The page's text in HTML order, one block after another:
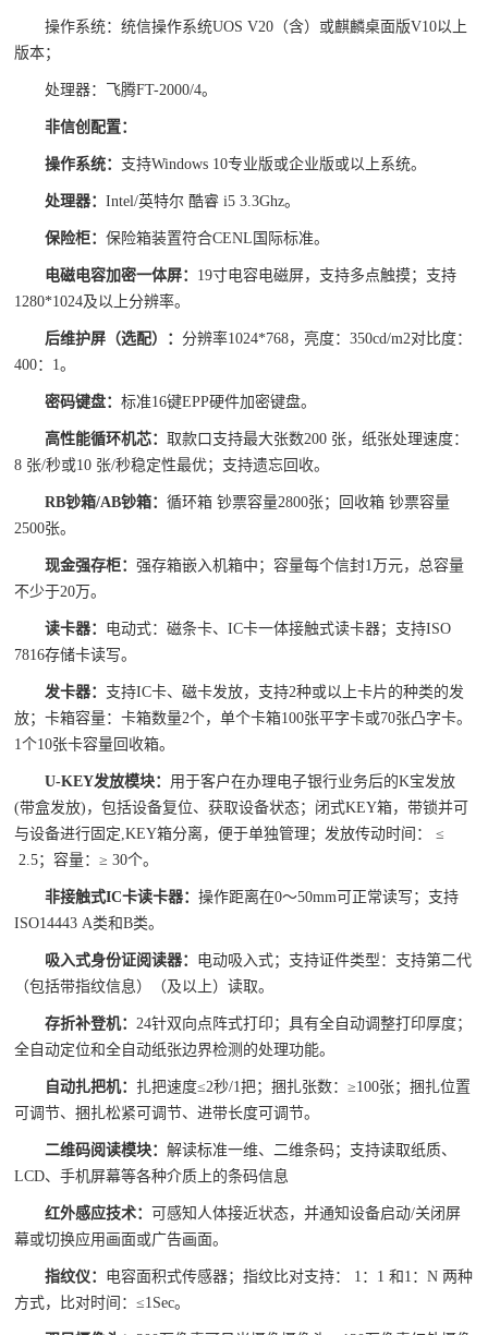
操作系统：统信操作系统UOS V20（含）或麒麟桌面版V10以上
版本；
处理器：飞腾FT-2000/4。
非信创配置：
操作系统： 支持Windows 10专业版或企业版或以上系统。
处理器：Intel/英特尔 酷睿 i5 3.3Ghz。
保险柜：保险箱装置符合CENL国际标准。
电磁电容加密一体屏： 19寸电容电磁屏，支持多点触摸；支持
1280*1024及以上分辨率。
后维护屏（选配）：分辨率1024*768，亮度：350cd/m2对比度：
400：1。
密码键盘：标准16键EPP硬件加密键盘。
高性能循环机芯：取款口支持最大张数200 张，纸张处理速度：
8 张/秒或10 张/秒稳定性最优；支持遗忘回收。
RB钞箱/AB钞箱：循环箱 钞票容量2800张；回收箱 钞票容量
2500张。
现金强存柜：强存箱嵌入机箱中；容量每个信封1万元，总容量
不少于20万。
读卡器：
电动式：磁条卡、IC卡一体接触式读卡器；支持ISO
7816存储卡读写。
发卡器： 支持IC卡、磁卡发放，支持2种或以上卡片的种类的发
放；卡箱容量：卡箱数量2个，单个卡箱100张平字卡或70张凸字卡。
1个10张卡容量回收箱。
U-KEY发放模块： 用于客户在办理电子银行业务后的K宝发放
(带盒发放)，包括设备复位、获取设备状态；闭式KEY箱，带锁并可
与设备进行固定,KEY箱分离，便于单独管理；发放传动时间： ≤
2.5；容量：≥ 30个。
非接触式IC卡读卡器：操作距离在0～50mm可正常读写；支持
ISO14443 A类和B类。
吸入式身份证阅读器：
电动吸入式；支持证件类型：支持第二代
（包括带指纹信息）（及以上）读取。
存折补登机： 24针双向点阵式打印；具有全自动调整打印厚度；
全自动定位和全自动纸张边界检测的处理功能。
自动扎把机： 扎把速度≤2秒/1把；捆扎张数：≥100张；捆扎位置
可调节、捆扎松紧可调节、进带长度可调节。
二维码阅读模块：解读标准一维、二维条码；支持读取纸质、
LCD、手机屏幕等各种介质上的条码信息
红外感应技术：
可感知人体接近状态，并通知设备启动/关闭屏
幕或切换应用画面或广告画面。
指纹仪：
电容面积式传感器；指纹比对支持： 1：1 和1：N 两种
方式，比对时间：≤1Sec。